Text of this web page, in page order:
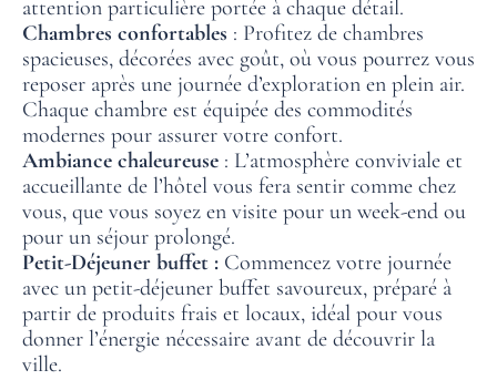
GALERIE PHOTOS
FAQ
ACTUALITÉS
attention particulière portée à chaque détail.
Chambres confortables : Profitez de chambres
spacieuses, décorées avec goût, où vous pourrez vous
reposer après une journée d’exploration en plein air.
Chaque chambre est équipée des commodités
modernes pour assurer votre confort.
Ambiance chaleureuse : L’atmosphère conviviale et
accueillante de l’hôtel vous fera sentir comme chez
vous, que vous soyez en visite pour un week-end ou
pour un séjour prolongé.
Petit-Déjeuner buffet : Commencez votre journée
avec un petit-déjeuner buffet savoureux, préparé à
partir de produits frais et locaux, idéal pour vous
donner l’énergie nécessaire avant de découvrir la
ville.